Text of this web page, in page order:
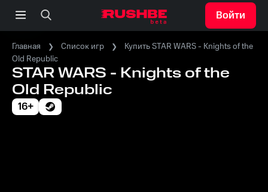
Войти
Главная Список игр
Купить STAR WARS - Knights of the
Old Republic
STAR WARS - Knights of the
Old Republic
16+